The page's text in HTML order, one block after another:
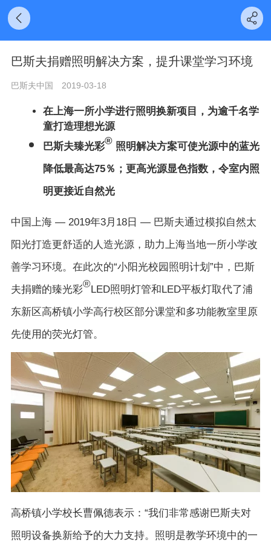
巴斯夫捐赠照明解决方案，提升课堂学习环境
巴斯夫中国 2019-03-18
在上海一所小学进行照明换新项目，为逾千名学
童打造理想光源
巴斯夫臻光彩® 照明解决方案可使光源中的蓝光
降低最高达75％；更高光源显色指数，令室内照
明更接近自然光
中国上海 — 2019年3月18日 — 巴斯夫通过模拟自然太
阳光打造更舒适的人造光源，助力上海当地一所小学改
善学习环境。在此次的“小阳光校园照明计划”中，巴斯
夫捐赠的臻光彩®LED照明灯管和LED平板灯取代了浦
东新区高桥镇小学高行校区部分课堂和多功能教室里原
先使用的荧光灯管。
高桥镇小学校长曹佩德表示：“我们非常感谢巴斯夫对
照明设备换新给予的大力支持。照明是教学环境中的一